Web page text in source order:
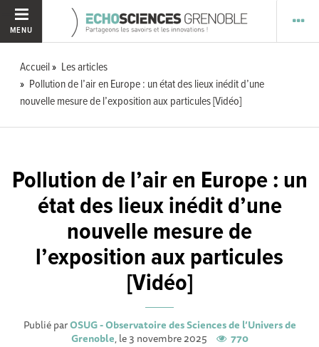
MENU
Accueil
Les articles
Pollution de l’air en Europe : un état des lieux inédit d’une
nouvelle mesure de l’exposition aux particules [Vidéo]
Pollution de l’air en Europe : un
état des lieux inédit d’une
nouvelle mesure de
l’exposition aux particules
[Vidéo]
Publié parOSUG - Observatoire des Sciences de l’Univers de
Grenoble, le 3 novembre 2025 770